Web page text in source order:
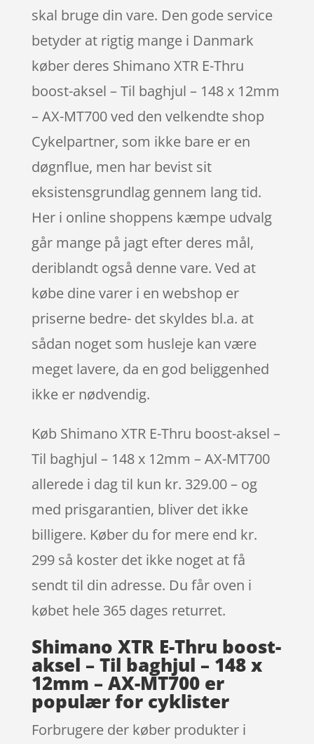
skal bruge din vare. Den gode service
betyder at rigtig mange i Danmark
køber deres Shimano XTR E-Thru
boost-aksel – Til baghjul – 148 x 12mm
– AX-MT700 ved den velkendte shop
Cykelpartner, som ikke bare er en
døgnflue, men har bevist sit
eksistensgrundlag gennem lang tid.
Her i online shoppens kæmpe udvalg
går mange på jagt efter deres mål,
deriblandt også denne vare. Ved at
købe dine varer i en webshop er
priserne bedre- det skyldes bl.a. at
sådan noget som husleje kan være
meget lavere, da en god beliggenhed
ikke er nødvendig.
Køb Shimano XTR E-Thru boost-aksel –
Til baghjul – 148 x 12mm – AX-MT700
allerede i dag til kun kr. 329.00 – og
med prisgarantien, bliver det ikke
billigere. Køber du for mere end kr.
299 så koster det ikke noget at få
sendt til din adresse. Du får oven i
købet hele 365 dages returret.
Shimano XTR E-Thru boost-
aksel – Til baghjul – 148 x
12mm – AX-MT700 er
populær for cyklister
Forbrugere der køber produkter i